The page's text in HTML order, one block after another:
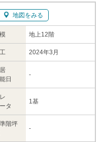
地図をみる
地上12階
2024年3月
日
-
タ
1基
階坪
-